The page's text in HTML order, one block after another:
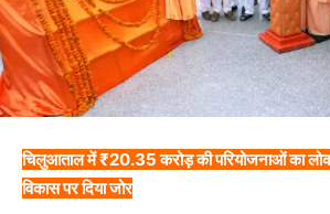
चिलुआताल में ₹20.35 करोड़ की परियोजनाओं का
विकास पर दिया जोर